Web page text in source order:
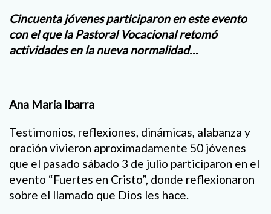
Cincuenta jóvenes participaron en este evento
con el que la Pastoral Vocacional retomó
actividades en la nueva normalidad…
Ana María Ibarra
Testimonios, reflexiones, dinámicas, alabanza y
oración vivieron aproximadamente 50 jóvenes
que el pasado sábado 3 de julio participaron en el
evento “Fuertes en Cristo”, donde reflexionaron
sobre el llamado que Dios les hace.